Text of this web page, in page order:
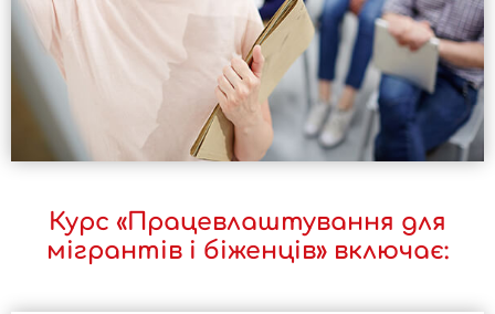
Курс «Працевлаштування для
мігрантів і біженців» включає: